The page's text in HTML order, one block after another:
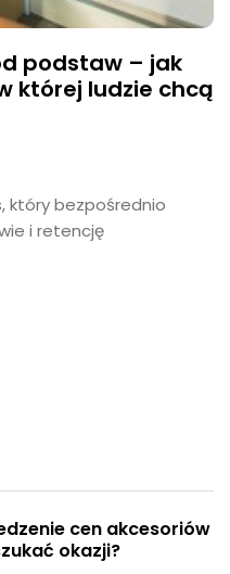
podstaw – jak
której ludzie chcą
który bezpośrednio
i retencję
cen akcesoriów
okazji?